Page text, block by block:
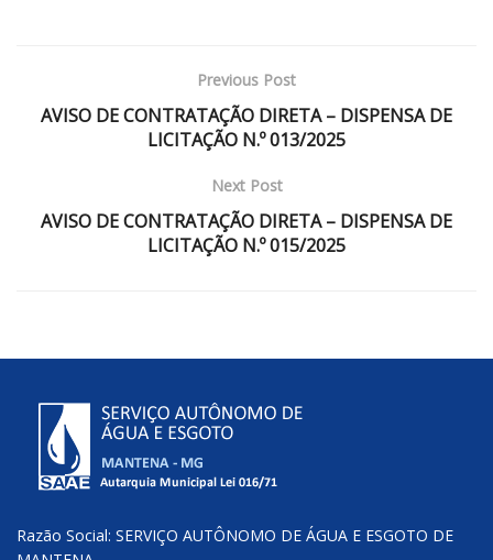
Previous Post
AVISO DE CONTRATAÇÃO DIRETA – DISPENSA DE
LICITAÇÃO N.º 013/2025
Next Post
AVISO DE CONTRATAÇÃO DIRETA – DISPENSA DE
LICITAÇÃO N.º 015/2025
Razão Social: SERVIÇO AUTÔNOMO DE ÁGUA E ESGOTO DE